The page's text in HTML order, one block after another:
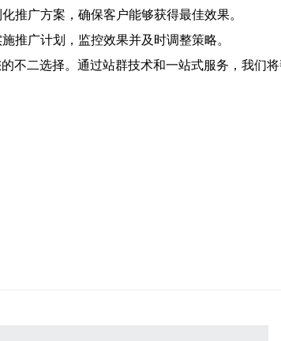
推广方案，确保客户能够获得最佳效果。
推广计划，监控效果并及时调整策略。
不二选择。通过站群技术和一站式服务，我们